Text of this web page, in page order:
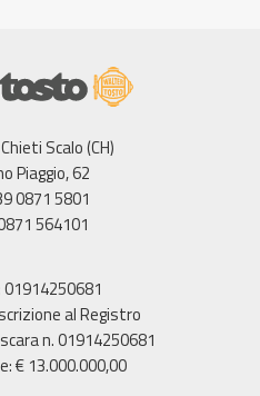
Scalo (CH)
Piaggio, 62
0871 5801
564101
al Registro
n. 01914250681
€ 13.000.000,00